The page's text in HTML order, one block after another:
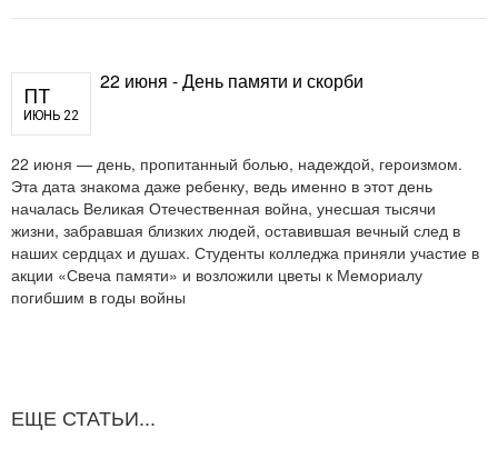
ПТ
ИЮНЬ 22
22 июня - День памяти и скорби
22 июня — день, пропитанный болью, надеждой, героизмом.
Эта дата знакома даже ребенку, ведь именно в этот день
началась Великая Отечественная война, унесшая тысячи
жизни, забравшая близких людей, оставившая вечный след в
наших сердцах и душах. Студенты колледжа приняли участие в
акции «Свеча памяти» и возложили цветы к Мемориалу
погибшим в годы войны
ЕЩЕ СТАТЬИ...